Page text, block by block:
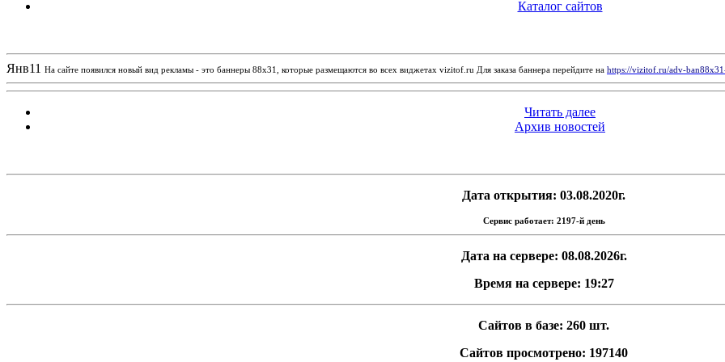
Каталог сайтов
Янв11 На сайте появился новый вид рекламы - это баннеры 88х31, которые размещаются во всех виджетах vizitof.ru Для заказа баннера перейдите на https://vizitof.ru/adv-
Читать далее
Архив новостей
Дата открытия: 03.08.2020г.
Сервис работает: 2197-й день
Дата на сервере: 08.08.2026г.
Время на сервере: 19:27
Сайтов в базе: 260 шт.
Сайтов просмотрено: 197140